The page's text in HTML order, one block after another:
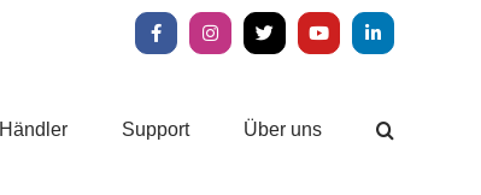
FacebookInstagram
X YouTubeLinkedIn
Händler Support Über uns